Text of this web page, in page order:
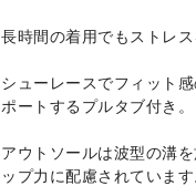
長時間の着用でもストレ
シューレースでフィット
ポートするプルタブ付き。
アウトソールは波型の溝
ップ力に配慮されています